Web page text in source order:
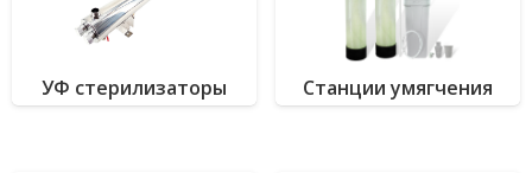
УФ стерилизаторы Станции умягчения